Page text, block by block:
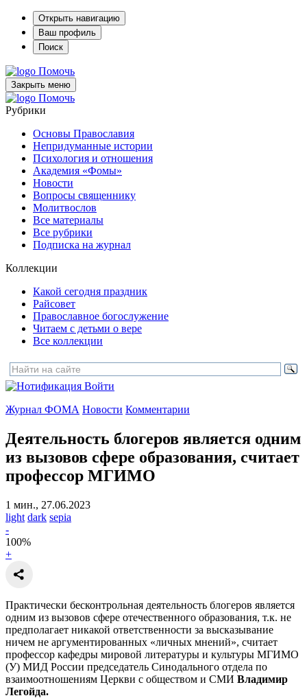
Открыть навигацию
Ваш профиль
Поиск
Помочь
Закрыть меню
Помочь
Рубрики
Основы Православия
Непридуманные истории
Психология и отношения
Академия «Фомы»
Новости
Вопросы священнику
Молитвослов
Все материалы
Все рубрики
Подписка на журнал
Коллекции
Какой сегодня праздник
Райсовет
Православное богослужение
Читаем с детьми о вере
Все коллекции
Войти
Журнал ФОМА Новости Комментарии
Деятельность блогеров является одним
из вызовов сфере образования, считает
профессор МГИМО
1 мин., 27.06.2023
light dark sepia
-
100%
+
Практически бесконтрольная деятельность блогеров является
одним из вызовов сфере отечественного образования, т.к. не
предполагает никакой ответственности за высказывание
ничем не аргументированных «личных мнений», считает
профессор кафедры мировой литературы и культуры МГИМО
(У) МИД России председатель Синодального отдела по
взаимоотношениям Церкви с обществом и СМИ Владимир
Легойда.